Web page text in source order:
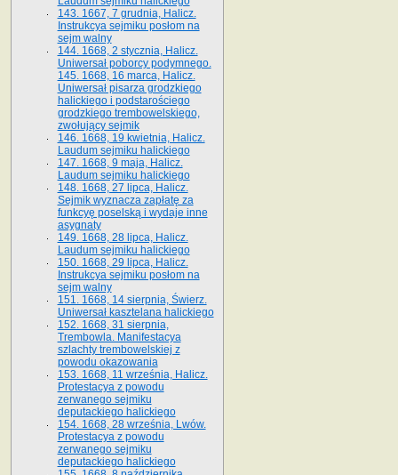
143. 1667, 7 grudnia, Halicz.
Instrukcya sejmiku posłom na
sejm walny
144. 1668, 2 stycznia, Halicz.
Uniwersał poborcy podymnego.
145. 1668, 16 marca, Halicz.
Uniwersał pisarza grodzkiego
halickiego i podstarościego
grodzkiego trembowelskiego,
zwołujący sejmik
146. 1668, 19 kwietnia, Halicz.
Laudum sejmiku halickiego
147. 1668, 9 maja, Halicz.
Laudum sejmiku halickiego
148. 1668, 27 lipca, Halicz.
Sejmik wyznacza zapłatę za
funkcyę poselską i wydaje inne
asygnaty
149. 1668, 28 lipca, Halicz.
Laudum sejmiku halickiego
150. 1668, 29 lipca, Halicz.
Instrukcya sejmiku posłom na
sejm walny
151. 1668, 14 sierpnia, Świerz.
Uniwersał kasztelana halickiego
152. 1668, 31 sierpnia,
Trembowla. Manifestacya
szlachty trembowelskiej z
powodu okazowania
153. 1668, 11 września, Halicz.
Protestacya z powodu
zerwanego sejmiku
deputackiego halickiego
154. 1668, 28 września, Lwów.
Protestacya z powodu
zerwanego sejmiku
deputackiego halickiego